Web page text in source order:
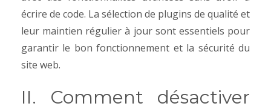
écrire de code. La sélection de plugins de qualité et
leur maintien régulier à jour sont essentiels pour
garantir le bon fonctionnement et la sécurité du
site web.
II. Comment désactiver